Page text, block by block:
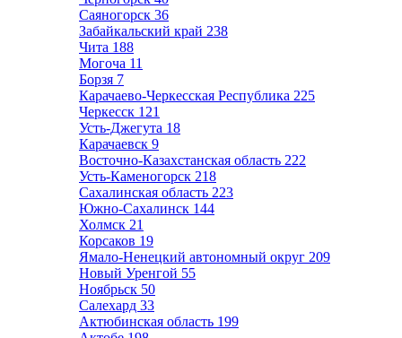
Саяногорск 36
Забайкальский край 238
Чита 188
Могоча 11
Борзя 7
Карачаево-Черкесская Республика 225
Черкесск 121
Усть-Джегута 18
Карачаевск 9
Восточно-Казахстанская область 222
Усть-Каменогорск 218
Сахалинская область 223
Южно-Сахалинск 144
Холмск 21
Корсаков 19
Ямало-Ненецкий автономный округ 209
Новый Уренгой 55
Ноябрьск 50
Салехард 33
Актюбинская область 199